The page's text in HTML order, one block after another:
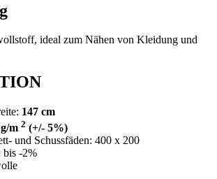
ideal zum Nähen von Kleidung und
147 cm
m 2 (+/- 5%)
und Schussfäden: 400 x 200
bis -2%